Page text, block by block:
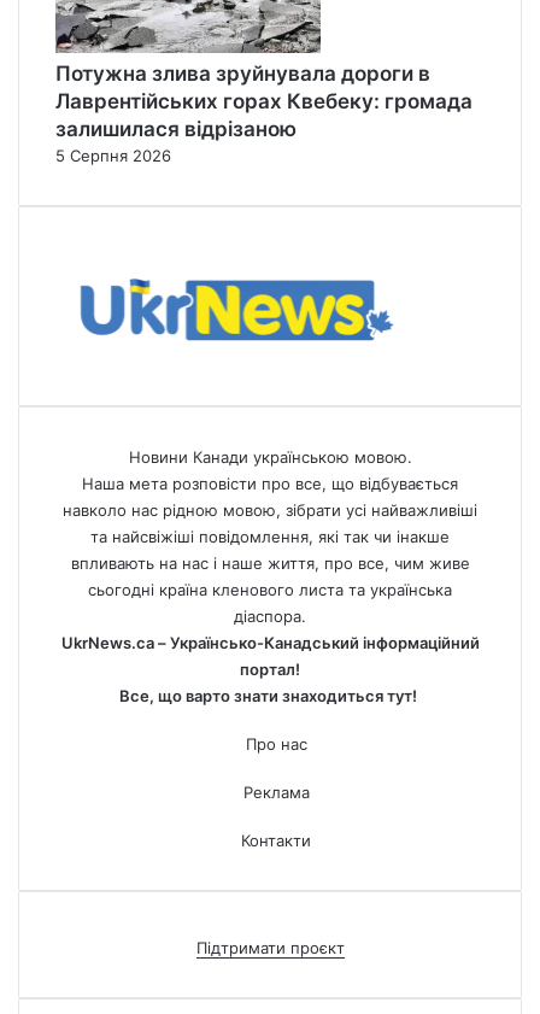
Потужна злива зруйнувала дороги в
Лаврентійських горах Квебеку: громада
залишилася відрізаною
5 Серпня 2026
Новини Канади українською мовою.
Наша мета розповісти про все, що відбувається
навколо нас рідною мовою, зібрати усі найважливіші
та найсвіжіші повідомлення, які так чи інакше
впливають на нас і наше життя, про все, чим живе
сьогодні країна кленового листа та українська
діаспора.
UkrNews.ca – Українсько-Канадський інформаційний
портал!
Все, що варто знати знаходиться тут!
Про нас
Реклама
Контакти
Підтримати проєкт